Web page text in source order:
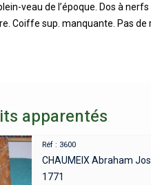
veau de l’époque. Dos à
Coiffe sup. manquante. Pas de
apparentés
Réf : 3600
CHAUMEIX Abraham
1771